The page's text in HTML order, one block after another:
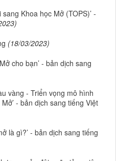
Khoa học Mở (TOPS)’ -
(18/03/2023)
cho bạn’ - bản dịch sang
vàng - Triển vọng mô hình
- bản dịch sang tiếng Việt
là gì?’ - bản dịch sang tiếng